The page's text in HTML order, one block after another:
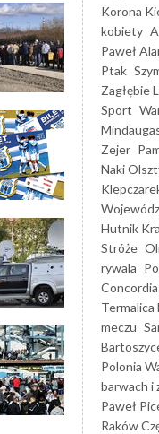
Korona
kobiety
Paweł
Ptak
Zagłębie
Sport
Zejer
Naki
Hutnik
Stróże
rywala
Termalica
meczu
Polonia
barwach i
Paweł
Raków